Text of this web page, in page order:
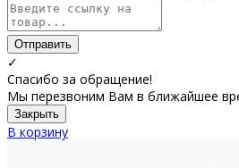
Отправить
✓
Спасибо за обращение!
Мы перезвоним Вам в ближайшее
Закрыть
В корзину